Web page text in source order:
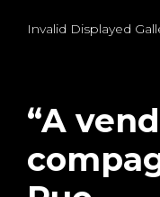
Invalid Displayed
“A